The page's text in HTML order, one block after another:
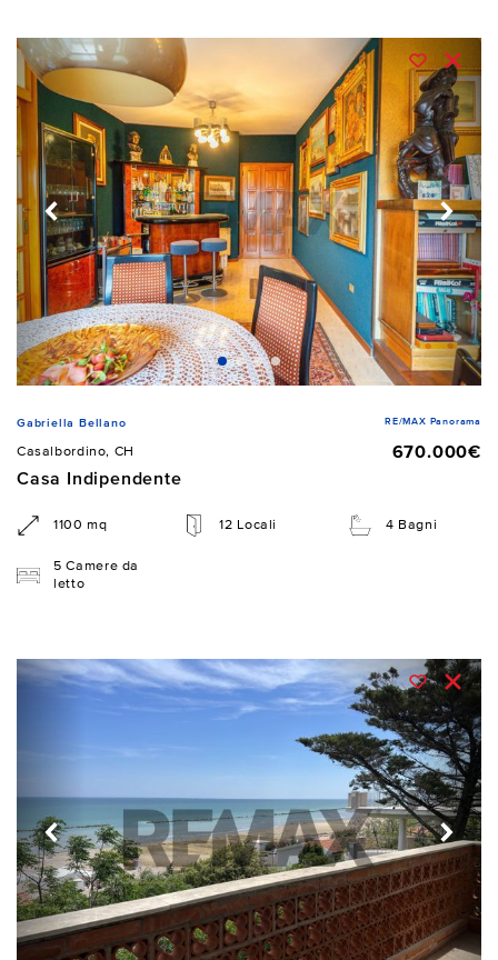
Gabriella Bellano RE/MAX Panorama
Casalbordino, CH
670.000€
Casa Indipendente
1100 mq 12 Locali 4 Bagni
5 Camere da
letto